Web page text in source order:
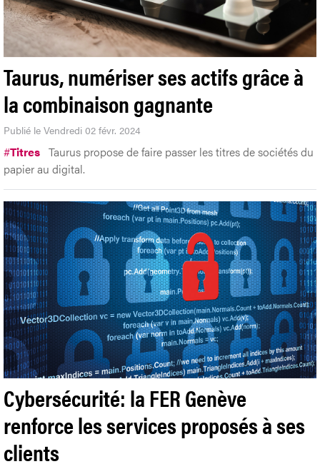
Taurus, numériser ses actifs grâce à
la combinaison gagnante
Publié le Vendredi 02 févr. 2024
#Titres Taurus propose de faire passer les titres de sociétés du
papier au digital.
Cybersécurité: la FER Genève
renforce les services proposés à ses
clients